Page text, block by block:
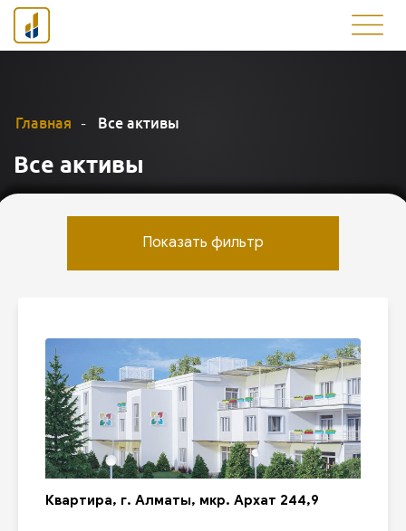
Главная - Все активы
Все активы
Показать фильтр
Квартира, г. Алматы, мкр. Архат 244,9